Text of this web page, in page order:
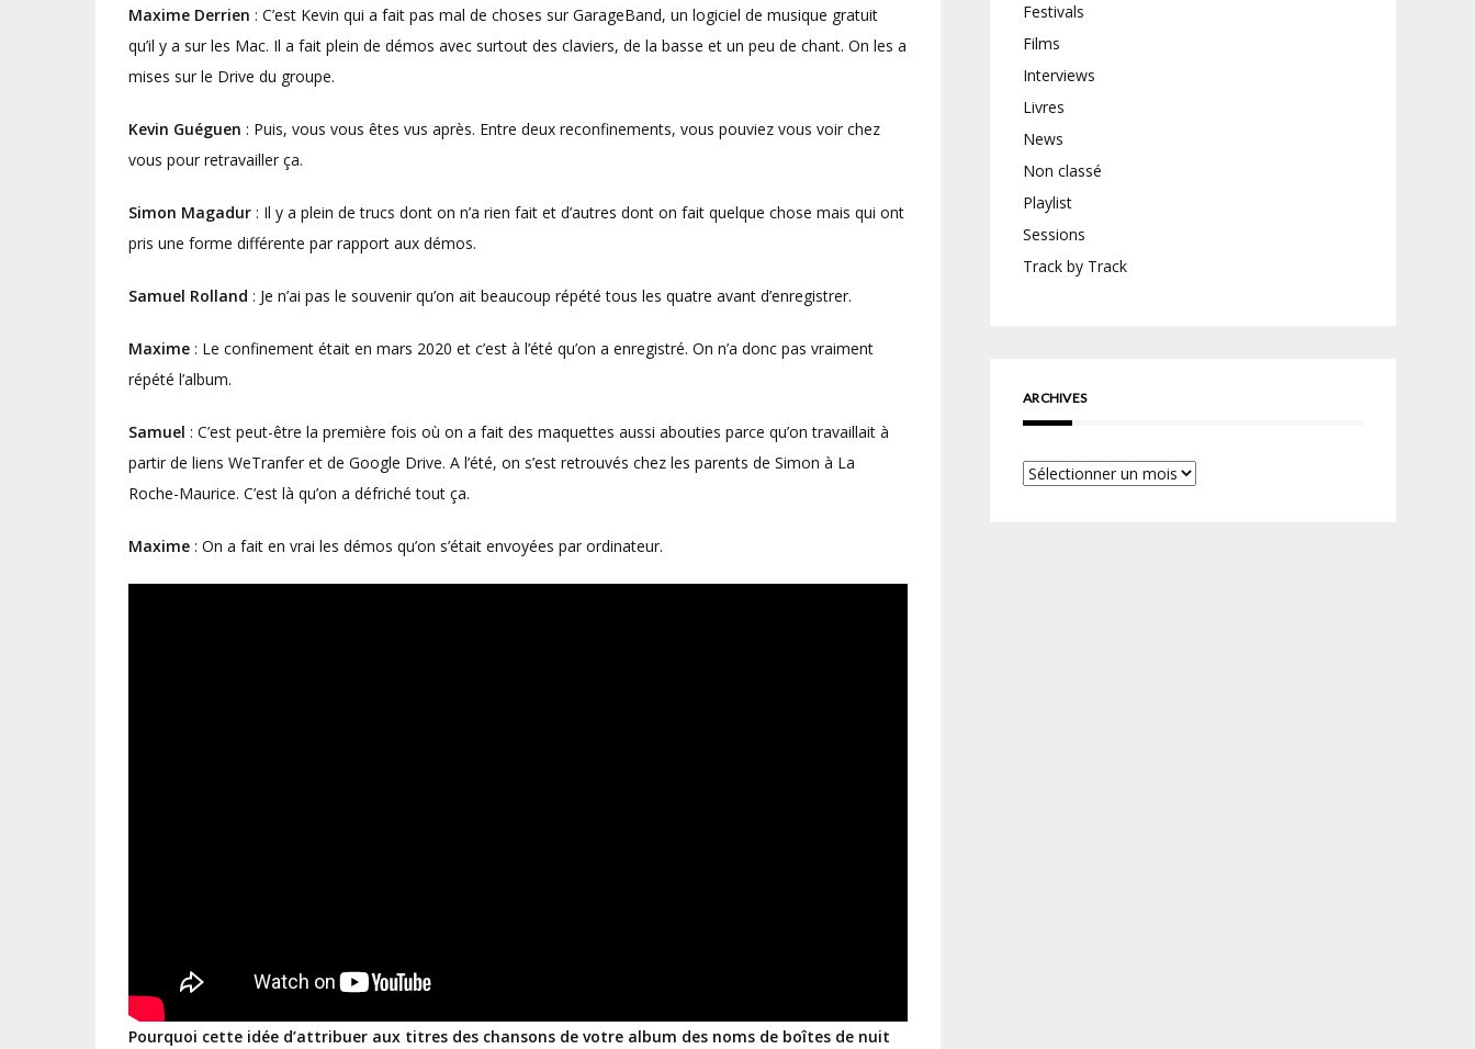
Maxime Derrien : C’est Kevin qui a fait pas mal de choses sur GarageBand, un logiciel de musique gratuit
qu’il y a sur les Mac. Il a fait plein de démos avec surtout des claviers, de la basse et un peu de chant. On les a
mises sur le Drive du groupe.
Kevin Guéguen : Puis, vous vous êtes vus après. Entre deux reconfinements, vous pouviez vous voir chez
vous pour retravailler ça.
Simon Magadur : Il y a plein de trucs dont on n’a rien fait et d’autres dont on fait quelque chose mais qui ont
pris une forme différente par rapport aux démos.
Samuel Rolland : Je n’ai pas le souvenir qu’on ait beaucoup répété tous les quatre avant d’enregistrer.
Maxime : Le confinement était en mars 2020 et c’est à l’été qu’on a enregistré. On n’a donc pas vraiment
répété l’album.
Samuel : C’est peut-être la première fois où on a fait des maquettes aussi abouties parce qu’on travaillait à
partir de liens WeTranfer et de Google Drive. A l’été, on s’est retrouvés chez les parents de Simon à La
Roche-Maurice. C’est là qu’on a défriché tout ça.
Maxime : On a fait en vrai les démos qu’on s’était envoyées par ordinateur.
Pourquoi cette idée d’attribuer aux titres des chansons de votre album des noms de boîtes de nuit
Festivals
Films
Interviews
Livres
News
Non classé
Playlist
Sessions
Track by Track
ARCHIVES
Archives